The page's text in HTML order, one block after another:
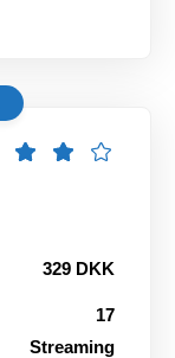
329 DKK
17
Streaming